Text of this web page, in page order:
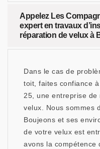
Appelez Les
expert en travaux
réparation de velux à
Dans le cas de
toit, faites confiance
25, une entreprise de
velux. Nous sommes
Boujeons et ses
de votre velux est
avons la compétence